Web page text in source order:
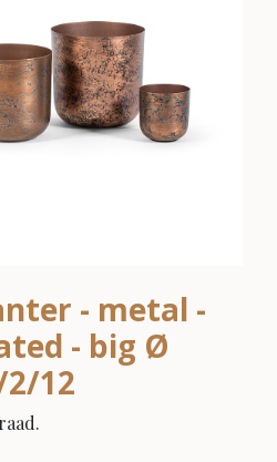
- metal -
- big Ø
2/12